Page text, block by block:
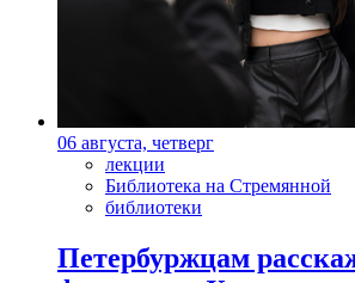
06 августа, четверг
лекции
Библиотека на Стремянной
библиотеки
Петербуржцам